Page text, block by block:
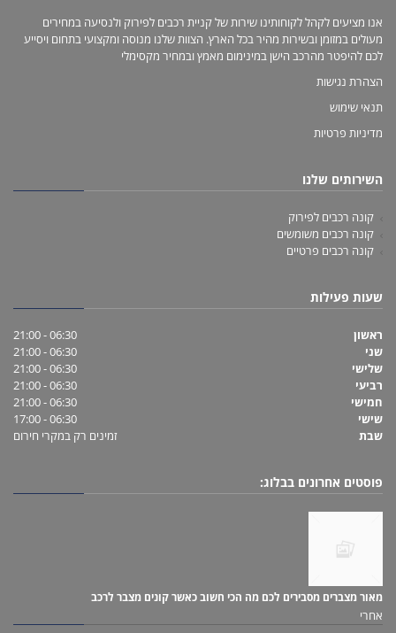
אנו מציעים לקהל לקוחותינו שירות של קניית רכבים לפירוק ולנסיעה במחירים
מעולים במזומן ובשירות מהיר בכל הארץ. הצוות שלנו מנוסה ומקצועי בתחום ויסייע
לכם להיפטר מהרכב הישן במינימום מאמץ ובמחיר מקסימלי
הצהרת נגישות
תנאי שימוש
מדיניות פרטיות
השירותים שלנו
קונה רכבים לפירוק
קונה רכבים משומשים
קונה רכבים פרטיים
שעות פעילות
ראשון
06:30 - 21:00
שני
06:30 - 21:00
שלישי
06:30 - 21:00
רביעי
06:30 - 21:00
חמישי
06:30 - 21:00
שישי
06:30 - 17:00
שבת
זמינים רק במקרי חירום
פוסטים אחרונים בבלוג:
מאור מצברים מסבירים לכם מה הכי חשוב כאשר קונים מצבר לרכב
אחרי